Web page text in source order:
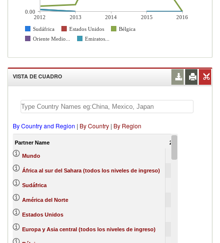
2012 2013 2014 2015
2016
Sudáfrica
Estados Unidos
Bélgica
Oriente Medio...
Emiratos...
0.00
VISTA DE CUADRO
By Country and Region | By Country | By Region
Partner Name 2012
Mundo
África al sur del Sahara (todos los niveles de ingreso)
Sudáfrica
América del Norte
Estados Unidos
Europa y Asia central (todos los niveles de ingreso)